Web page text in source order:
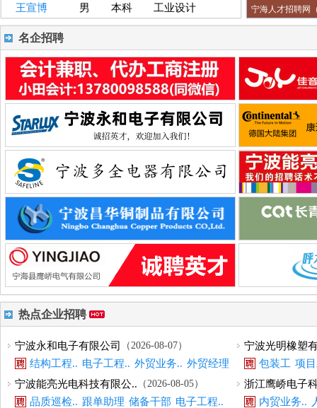
王宣博
男 本科 工业设计 宁海人才招聘网
名企招聘
热点企业招聘
宁波永和电子有限公司 （2026-08-07）
结构工程.. 电子工程.. 外贸业务.. 外贸经理
宁波光明橡塑
包装工 项
宁波能亮光电科技有限公.. （2026-08-05）
品质巡检.. 跟单助理 储备干部 电子工程..
浙江鹰峤电子
内贸业务..